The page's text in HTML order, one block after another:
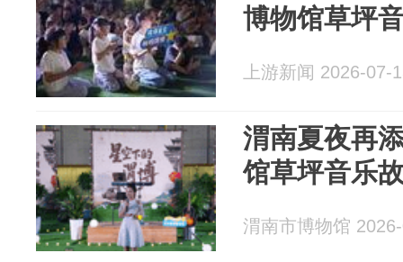
博物馆草坪
上游新闻 2026-07-
渭南夏夜再
馆草坪音乐
渭南市博物馆